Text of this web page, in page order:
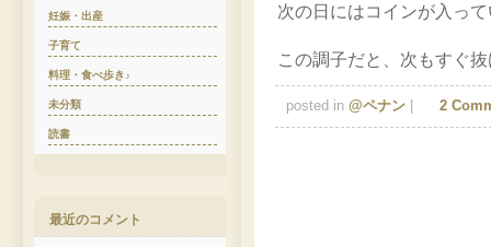
次の日にはコインが入っ
この調子だと、次もすぐ
posted in @ペナン| 2
妊娠・出産
子育て
料理・食べ歩き♪
未分類
読書
最近のコメント